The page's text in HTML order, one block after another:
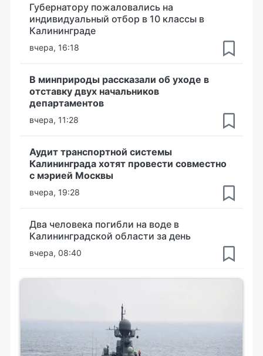
Губернатору пожаловались на
индивидуальный отбор в 10 классы в
Калининграде
вчера, 16:18
В минприроды рассказали об уходе в
отставку двух начальников
департаментов
вчера, 11:28
Аудит транспортной системы
Калининграда хотят провести совместно
с мэрией Москвы
вчера, 19:28
Два человека погибли на воде в
Калининградской области за день
вчера, 08:40